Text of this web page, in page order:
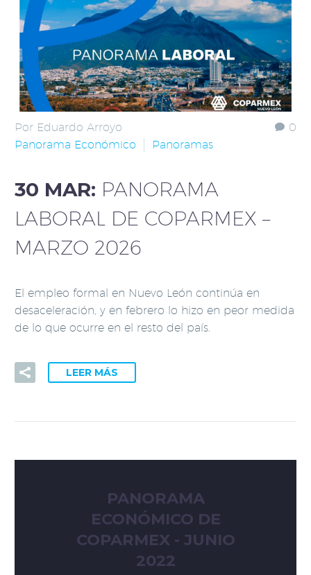
0
Por Eduardo Arroyo
Panorama Económico
Panoramas
30 MAR: PANORAMA
LABORAL DE COPARMEX –
MARZO 2026
El empleo formal en Nuevo León continúa en
desaceleración, y en febrero lo hizo en peor medida
de lo que ocurre en el resto del país.
LEER MÁS
PANORAMA
ECONÓMICO DE
COPARMEX - JUNIO
2022